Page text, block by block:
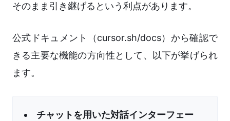
そのまま引き継げるという利点があります。
公式ドキュメント（cursor.sh/docs）から確認で
きる主要な機能の方向性として、以下が挙げられ
ます。
チャットを用いた対話インターフェー